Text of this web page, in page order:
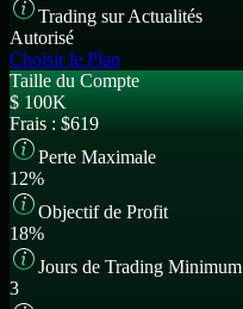
Trading sur Actualités
Autorisé
Choisir le Plan
Taille du Compte
$ 100K
Frais : $619
Perte Maximale
12%
Objectif de Profit
18%
Jours de Trading Minimum
3